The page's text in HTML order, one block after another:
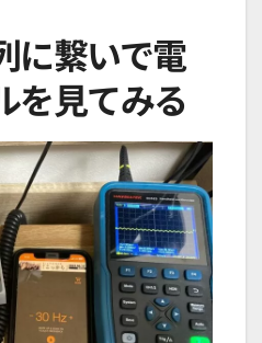
に繋いで電
を見てみる